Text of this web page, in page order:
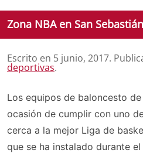
Zona NBA en San Sebastián
Escrito en 5 junio, 2017.
deportivas.
Los equipos de baloncesto
ocasión de cumplir con uno
cerca a la mejor Liga de
que se ha instalado durante